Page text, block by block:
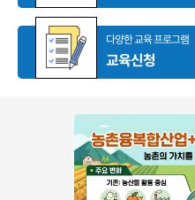
다양한 교육 프로그램
교육신청